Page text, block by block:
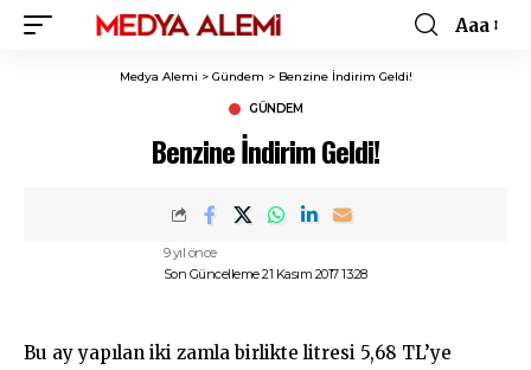
Font
Aaa
Medya Alemi > Gündem > Benzine İndirim Geldi!
GÜNDEM
Benzine İndirim Geldi!
Son Güncelleme 21 Kasım 2017 13:28
9 yıl önce
Bu ay yapılan iki zamla birlikte litresi 5,68 TL’ye